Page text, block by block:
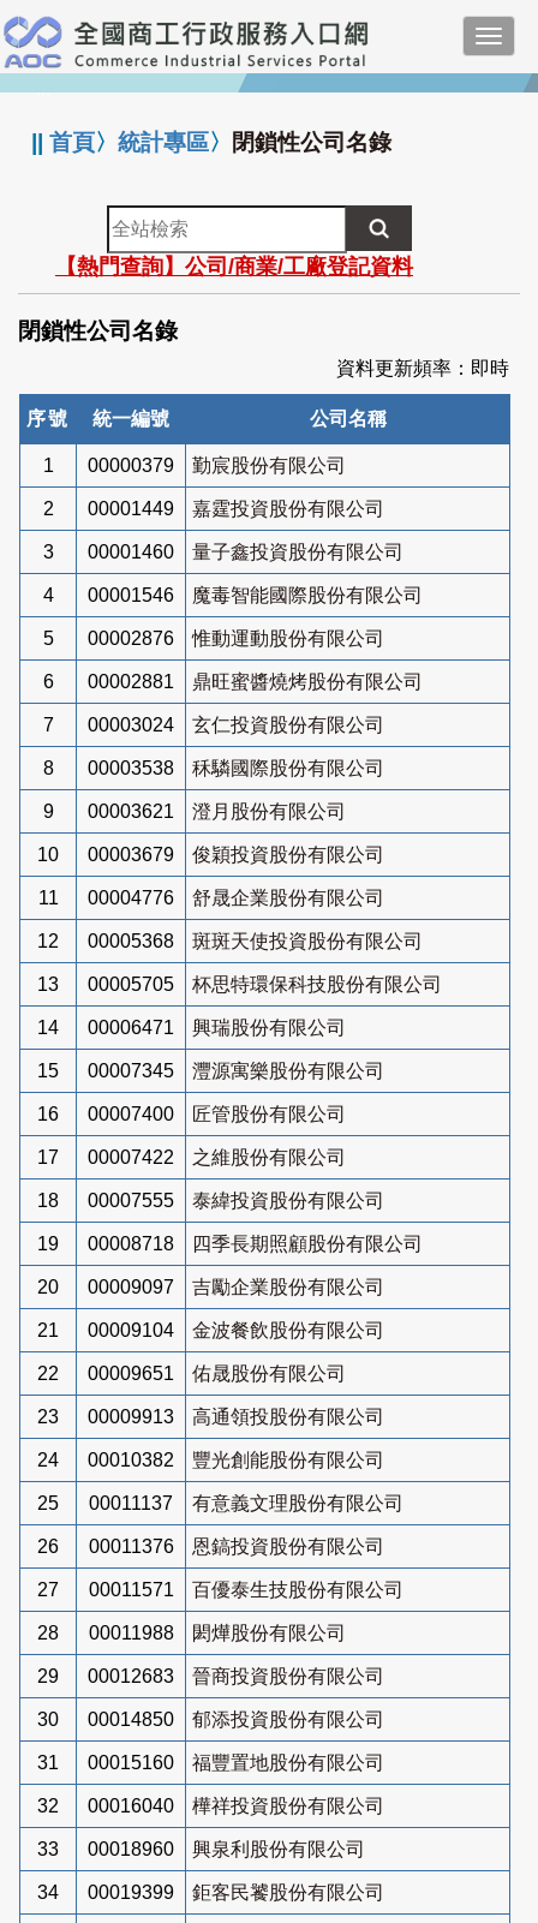
跳
到
主
要
:::
||首頁〉統計專區〉 閉鎖性公司名錄
全
站
檢
索
【熱門查詢】公司/商業/工廠登記資料
閉鎖性公司名錄
資料更新頻率：即時
序號 統一編號 公司名稱
1 00000379 勤宸股份有限公司
2 00001449 嘉霆投資股份有限公司
3 00001460 量子鑫投資股份有限公司
4 00001546 魔毒智能國際股份有限公司
5 00002876 惟動運動股份有限公司
6 00002881 鼎旺蜜醬燒烤股份有限公司
7 00003024 玄仁投資股份有限公司
8 00003538 秝驎國際股份有限公司
9 00003621 澄月股份有限公司
10 00003679 俊穎投資股份有限公司
11 00004776 舒晟企業股份有限公司
12 00005368 斑斑天使投資股份有限公司
13 00005705 杯思特環保科技股份有限公司
14 00006471 興瑞股份有限公司
15 00007345 灃源寓樂股份有限公司
16 00007400 匠管股份有限公司
17 00007422 之維股份有限公司
18 00007555 泰緯投資股份有限公司
19 00008718 四季長期照顧股份有限公司
20 00009097 吉勵企業股份有限公司
21 00009104 金波餐飲股份有限公司
22 00009651 佑晟股份有限公司
23 00009913 高通領投股份有限公司
24 00010382 豐光創能股份有限公司
25 00011137 有意義文理股份有限公司
26 00011376 恩鎬投資股份有限公司
27 00011571 百優泰生技股份有限公司
28 00011988 閎燁股份有限公司
29 00012683 晉商投資股份有限公司
30 00014850 郁添投資股份有限公司
31 00015160 福豐置地股份有限公司
32 00016040 樺祥投資股份有限公司
33 00018960 興泉利股份有限公司
34 00019399 鉅客民饕股份有限公司